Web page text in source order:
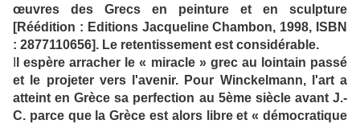
œuvres des Grecs en peinture et en sculpture
[Réédition : Editions Jacqueline Chambon, 1998, ISBN
: 2877110656]. Le retentissement est considérable.
l espère arracher le « miracle » grec au lointain passé
et le projeter vers l'avenir. Pour Winckelmann, l'art a
atteint en Grèce sa perfection au 5ème siècle avant J.-
C. parce que la Grèce est alors libre et « démocratique